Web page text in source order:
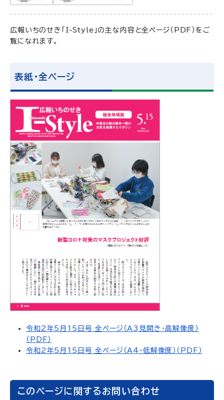
広報いちのせき「I-Style」の主な内容と全ページ（PDF）をご
覧になれます。
表紙・全ページ
令和2年5月15日号 全ページ（A3見開き・高解像度）
（PDF）
令和2年5月15日号 全ページ（A4・低解像度）（PDF）
このページに関するお問い合わせ